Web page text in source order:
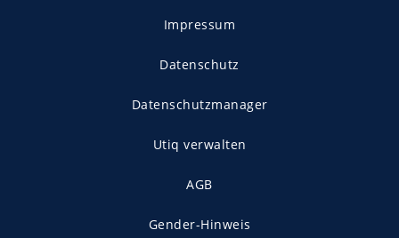
Impressum
Datenschutz
Datenschutzmanager
Utiq verwalten
AGB
Gender-Hinweis